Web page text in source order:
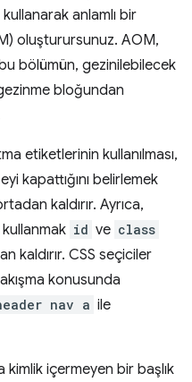
anlamlı bir
oluşturursunuz. AOM,
bölümün, gezinilebilecek
bloğundan
etiketlerinin kullanılması,
kapattığını belirlemek
kaldırır. Ayrıca,
id ve class
kaldırır. CSS seçiciler
konusunda
nav a ile
kimlik içermeyen bir başlık